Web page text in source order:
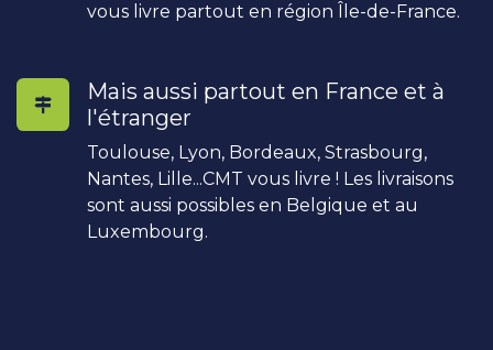
vous livre partout en région Île-de-France.
Mais aussi partout en France et à
l'étranger
Toulouse, Lyon, Bordeaux, Strasbourg,
Nantes, Lille...CMT vous livre ! Les livraisons
sont aussi possibles en Belgique et au
Luxembourg.